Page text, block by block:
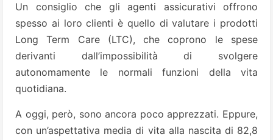
Un consiglio che gli agenti assicurativi offrono
spesso ai loro clienti è quello di valutare i prodotti
Long Term Care (LTC), che coprono le spese
derivanti dall’impossibilità di svolgere
autonomamente le normali funzioni della vita
quotidiana.
A oggi, però, sono ancora poco apprezzati. Eppure,
con un’aspettativa media di vita alla nascita di 82,8